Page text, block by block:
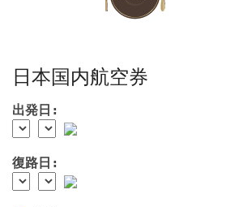
日本国内航空券
出発日:
復路日: